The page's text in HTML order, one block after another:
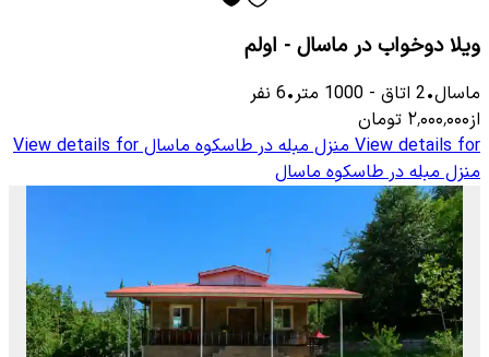
ویلا دوخواب در ماسال - اولم
ماسال•
2 اتاق -
1000 متر•
6 نفر
از۲٬۰۰۰٬۰۰۰ تومان
View details for منزل مبله در طاسکوه ماسالView details for
منزل مبله در طاسکوه ماسال